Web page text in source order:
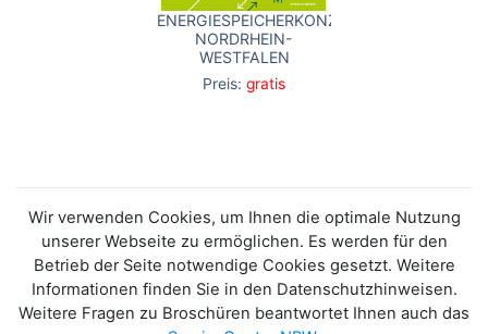
ENERGIESPEICHERKONZEPT
NORDRHEIN-
WESTFALEN
Preis: gratis
Wir verwenden Cookies, um Ihnen die optimale Nutzung
unserer Webseite zu ermöglichen. Es werden für den
Betrieb der Seite notwendige Cookies gesetzt. Weitere
Informationen finden Sie in den Datenschutzhinweisen.
Weitere Fragen zu Broschüren beantwortet Ihnen auch das